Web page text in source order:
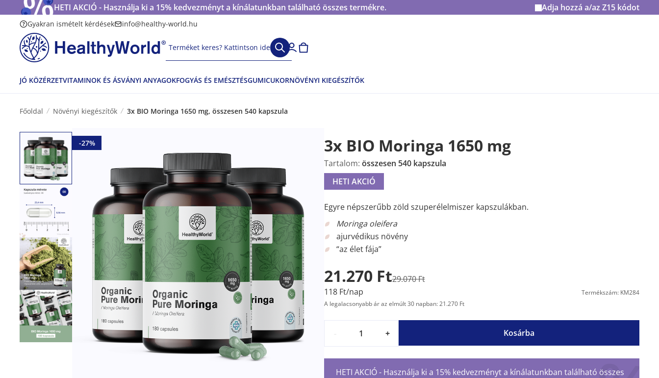
HETI AKCIÓ - Használja ki a 15% kedvezményt a kínálatunkban található összes termékre. Adja hozzá a/az Z15 kódot
Gyakran ismételt kérdések info@healthy-world.hu
Terméket keres? Kattintson ide
JÓ KÖZÉRZETVITAMINOK ÉS ÁSVÁNYI ANYAGOKFOGYÁS ÉS EMÉSZTÉSGUMICUKORNÖVÉNYI KIEGÉSZÍTŐK
Főoldal Növényi kiegészítők 3x BIO Moringa 1650 mg, összesen 540 kapszula
-27% 3x BIO Moringa 1650 mg
Tartalom: összesen 540 kapszula
HETI AKCIÓ
Egyre népszerűbb zöld szuperélelmiszer kapszulákban.
Moringa oleifera
ajurvédikus növény
“az élet fája”
21.270 Ft29.070 Ft
118 Ft/nap
Termékszám: KM284
A legalacsonyabb ár az elmúlt 30 napban: 21.270 Ft
+ Kosárba
HETI AKCIÓ - Használja ki a 15% kedvezményt a kínálatunkban található összes